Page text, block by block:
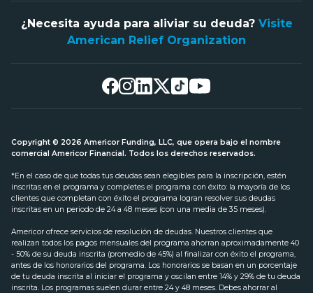
¿Necesita ayuda para aliviar su deuda? Visite
American Relief Organization
Copyright © 2026 Americor Funding, LLC, que opera bajo el nombre
comercial Americor Financial. Todos los derechos reservados.
*En el caso de que todas tus deudas sean elegibles para la inscripción, estén
inscritas en el programa y completes el programa con éxito: la mayoría de los
clientes que completan con éxito el programa logran resolver sus deudas
inscritas en un periodo de 24 a 48 meses (con una media de 35 meses).
Americor ofrece servicios de resolución de deudas. Nuestros clientes que
realizan todos los pagos mensuales del programa ahorran aproximadamente 40
- 50% de su deuda inscrita (promedio de 45%) al finalizar con éxito el programa,
antes de los honorarios del programa. Los honorarios se basan en un porcentaje
de tu deuda inscrita al iniciar el programa y oscilan entre 14% y 29% de tu deuda
inscrita. Los programas suelen durar entre 24 y 48 meses. Debes ahorrar al